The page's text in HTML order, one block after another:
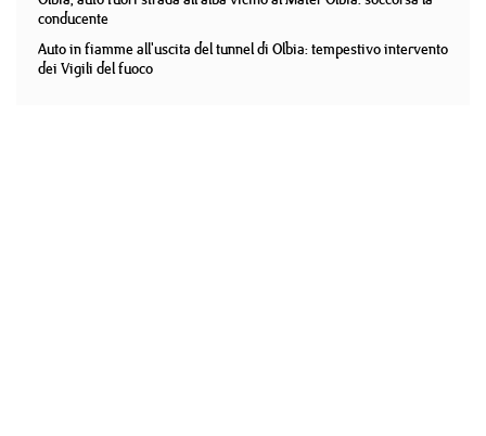
conducente
Auto in fiamme all'uscita del tunnel di Olbia: tempestivo intervento
dei Vigili del fuoco